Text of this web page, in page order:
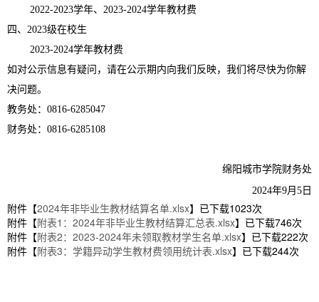
2022-2023学年、2023-2024学年教材费
四、2023级在校生
2023-2024学年教材费
如对公示信息有疑问，请在公示期内向我们反映，我们将尽快为你解
决问题。
教务处：0816-6285047
财务处：0816-6285108
绵阳城市学院财务处
2024年9月5日
附件【2024年非毕业生教材结算名单.xlsx】已下载1023次
附件【附表1：2024年非毕业生教材结算汇总表.xlsx】已下载746次
附件【附表2：2023-2024年未领取教材学生名单.xlsx】已下载222次
附件【附表3：学籍异动学生教材费领用统计表.xlsx】已下载244次